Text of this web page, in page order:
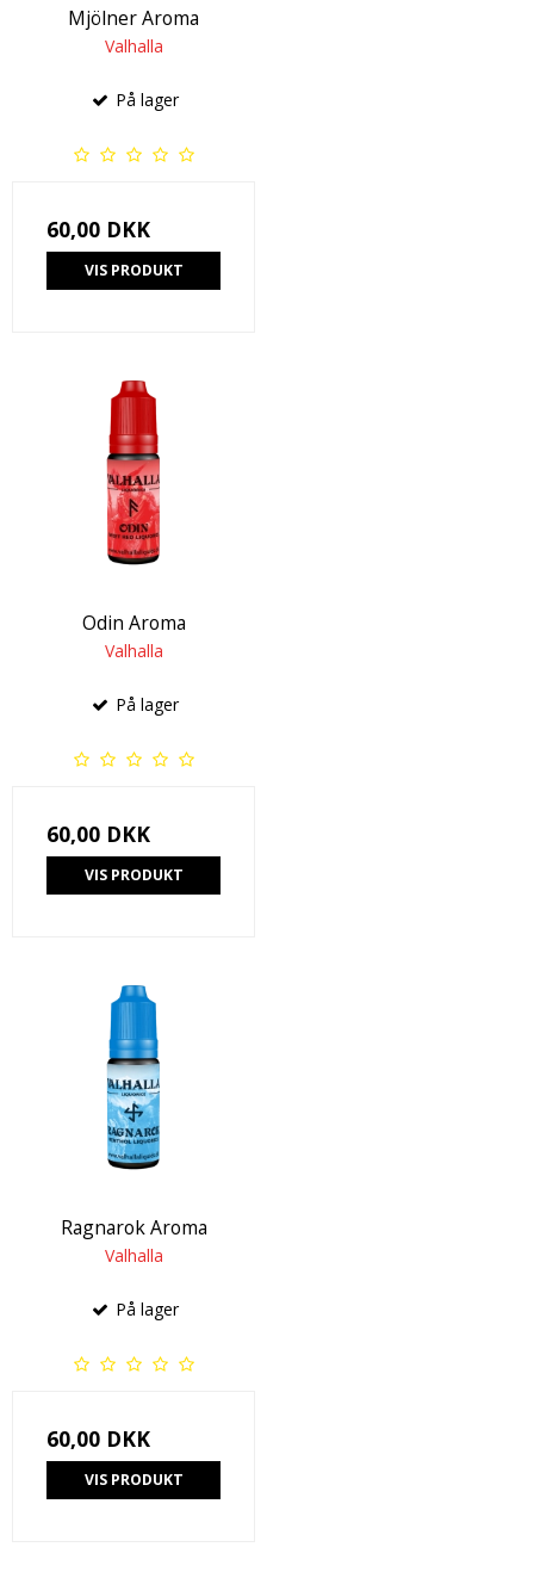
Mjölner Aroma
Valhalla
På lager
60,00 DKK
VIS PRODUKT
Odin Aroma
Valhalla
På lager
60,00 DKK
VIS PRODUKT
Ragnarok Aroma
Valhalla
På lager
60,00 DKK
VIS PRODUKT